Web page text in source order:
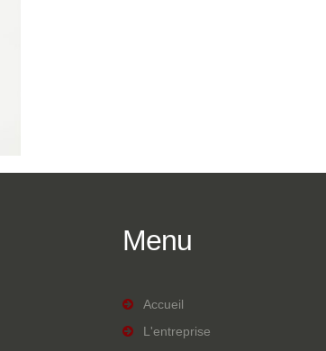
Menu
Accueil
L'entreprise